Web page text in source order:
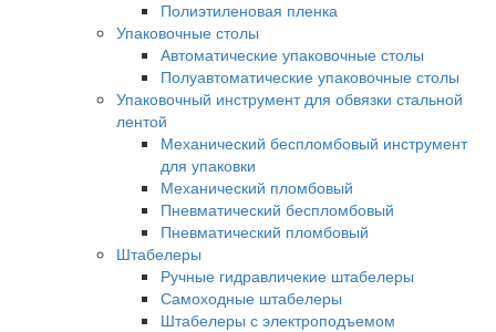
Полиэтиленовая пленка
Упаковочные столы
Автоматические упаковочные столы
Полуавтоматические упаковочные столы
Упаковочный инструмент для обвязки стальной
лентой
Механический беспломбовый инструмент
для упаковки
Механический пломбовый
Пневматический беспломбовый
Пневматический пломбовый
Штабелеры
Ручные гидравличекие штабелеры
Самоходные штабелеры
Штабелеры с электроподъемом